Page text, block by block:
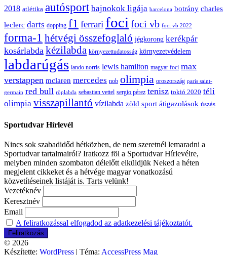
2018 atlétika autósport bajnokok ligája barcelona botrány charles
leclerc darts dopping f1 ferrari focifoci vb foci vb 2022
forma-1 hétvégi összefoglaló jégkorong kerékpár
kosárlabda kézilabda környezettudatosság környezetvédelem
labdarúgás lando norris lewis hamilton magyar foci max
verstappen mclaren mercedes nob olimpia oroszország paris saint-
germain red bull röplabda sebastian vettel sergio pérez tenisz tokió 2020 téli
olimpia visszapillantó vízilabda zöld sport átigazolások úszás
Sportudvar Hírlevél
Nincs sok szabadidőd hétközben, de nem szeretnél lemaradni a
Sportudvar tartalmairól? Iratkozz föl a Sportudvar Hírlevélre,
melyben minden szombaton délelőtt elküldjük Neked a héten
megjelent cikkeket és a hétvége magyar vonatkozású
közvetítéseinek listáját is. Tarts velünk!
Vezetéknév
Keresztnév
Email
A feliratkozással elfogadod az adatkezelési tájékoztatót.
© 2026
Készítette: WordPress | Téma: AccessPress Mag